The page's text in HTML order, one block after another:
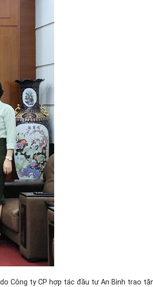
Công ty CP hợp tác đầu tư An Bình trao